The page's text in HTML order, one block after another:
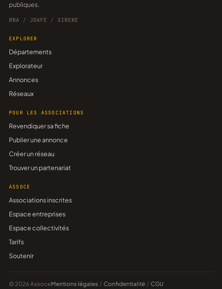
publiques.
RNA / JOAFE / SIRENE
EXPLORER
Départements
Explorateur
Annonces
Réseaux
POUR LES ASSOCIATIONS
Revendiquer sa fiche
Publier une annonce
Créer un réseau
Trouver un partenariat
ASSOCE
Associations inscrites
Espace entreprises
Espace collectivités
Tarifs
Soutenir
© 2026 AssoceMentions légales / Confidentialité / CGU